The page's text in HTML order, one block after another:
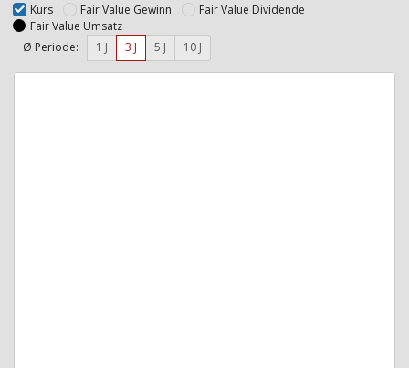
Kurs Fair Value Gewinn
Fair Value Dividende
Fair Value Umsatz
Ø Periode:
1 J 3 J 5 J 10 J